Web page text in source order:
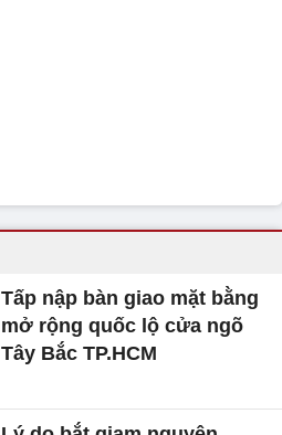
Tấp nập bàn giao mặt bằng
mở rộng quốc lộ cửa ngõ
Tây Bắc TP.HCM